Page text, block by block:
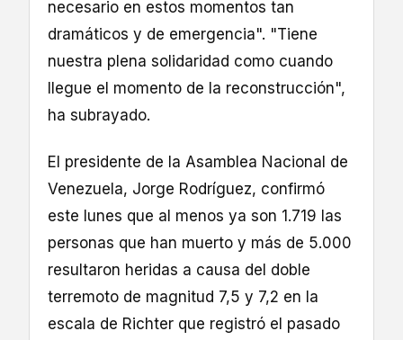
necesario en estos momentos tan
dramáticos y de emergencia". "Tiene
nuestra plena solidaridad como cuando
llegue el momento de la reconstrucción",
ha subrayado.
El presidente de la Asamblea Nacional de
Venezuela, Jorge Rodríguez, confirmó
este lunes que al menos ya son 1.719 las
personas que han muerto y más de 5.000
resultaron heridas a causa del doble
terremoto de magnitud 7,5 y 7,2 en la
escala de Richter que registró el pasado